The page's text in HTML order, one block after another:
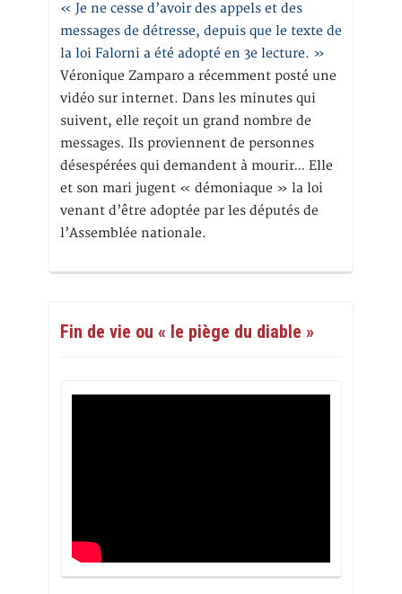
« Je ne cesse d’avoir des appels et des
messages de détresse, depuis que le texte de
la loi Falorni a été adopté en 3e lecture. »
Véronique Zamparo a récemment posté une
vidéo sur internet. Dans les minutes qui
suivent, elle reçoit un grand nombre de
messages. Ils proviennent de personnes
désespérées qui demandent à mourir… Elle
et son mari jugent « démoniaque » la loi
venant d’être adoptée par les députés de
l’Assemblée nationale.
Fin de vie ou « le piège du diable »